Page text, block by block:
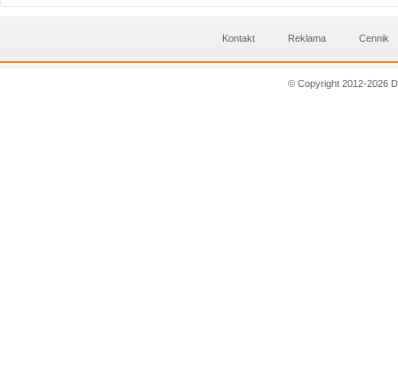
Kontakt Reklama Cennik
© Copyright 2012-2026